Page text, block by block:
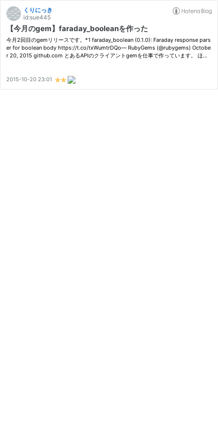
くりにっき
id:sue445
【今月のgem】faraday_booleanを作った
今月2回目のgemリリースです。*1 faraday_boolean (0.1.0): Faraday response pars
er for boolean body https://t.co/txWumtrDQo— RubyGems (@rubygems) Octobe
r 20, 2015 github.com とあるAPIのクライアントgemを仕事で作っています。 ほと
2015-10-20 23:01